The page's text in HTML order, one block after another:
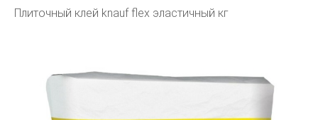
Плиточный клей knauf flex эластичный кг